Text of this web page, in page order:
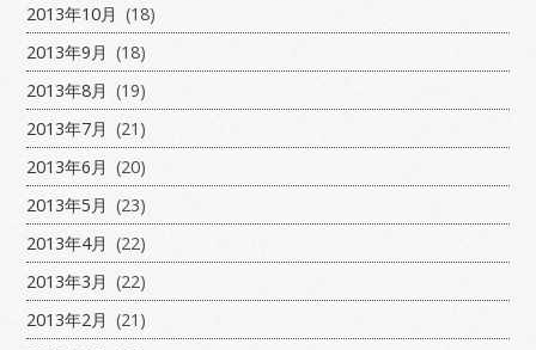
2013年10月 (18)
2013年9月 (18)
2013年8月 (19)
2013年7月 (21)
2013年6月 (20)
2013年5月 (23)
2013年4月 (22)
2013年3月 (22)
2013年2月 (21)